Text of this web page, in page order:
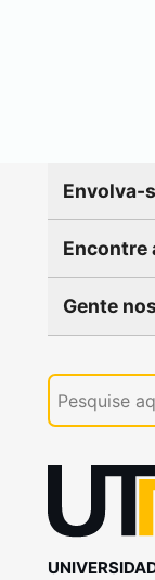
Envolva-
Encontre
Gente